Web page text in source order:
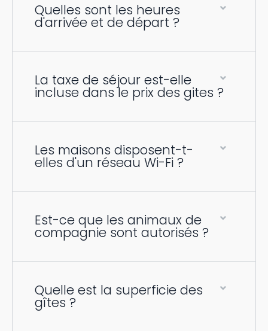
Quelles sont les heures
d'arrivée et de départ ?
La taxe de séjour est-elle
incluse dans le prix des gites ?
Les maisons disposent-t-
elles d'un réseau Wi-Fi ?
Est-ce que les animaux de
compagnie sont autorisés ?
Quelle est la superficie des
gîtes ?